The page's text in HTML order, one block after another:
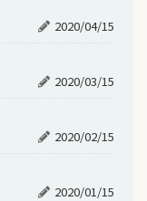
2020/04/15
2020/03/15
2020/02/15
2020/01/15